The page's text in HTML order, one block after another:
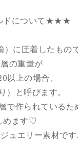
ドについて★★★
に圧着したもので
の重量が
以上の場合、
）と呼びます。
で作られているた
めます♡
ュエリー素材です